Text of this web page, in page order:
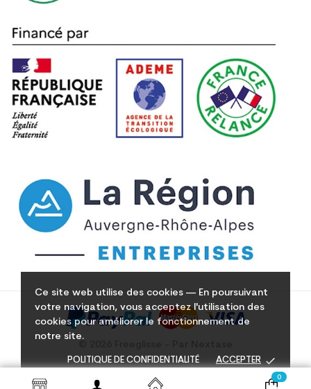
Ce site web utilise des cookies — En poursuivant
votre navigation, vous acceptez l'utilisation des
cookies pour améliorer le fonctionnement de
notre site.
POLITIQUE DE CONFIDENTIALITÉ ACCEPTER done
0